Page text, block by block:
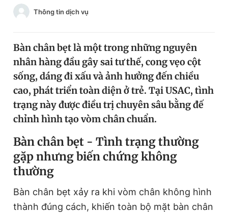
Chào ngày mới
Video Magazine
Sản phẩm khác
Thông tin tòa soạn Liên hệ quảng cáo
Thông tin dịch vụ
Bàn chân bẹt là một trong những nguyên
nhân hàng đầu gây sai tư thế, cong vẹo cột
sống, dáng đi xấu và ảnh hưởng đến chiều
cao, phát triển toàn diện ở trẻ. Tại USAC, tình
trạng này được điều trị chuyên sâu bằng đế
chỉnh hình tạo vòm chân chuẩn.
Bàn chân bẹt - Tình trạng thường
gặp nhưng biến chứng không
thường
Bàn chân bẹt xảy ra khi vòm chân không hình
thành đúng cách, khiến toàn bộ mặt bàn chân